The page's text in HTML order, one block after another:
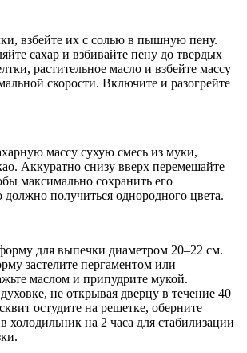
взбейте их с солью в пышную пену.
сахар и взбивайте пену до твердых
растительное масло и взбейте массу
скорости. Включите и разогрейте
массу сухую смесь из муки,
Аккуратно снизу вверх перемешайте
максимально сохранить его
должно получиться однородного цвета.
для выпечки диаметром 20–22 см.
застелите пергаментом или
маслом и припудрите мукой.
не открывая дверцу в течение 40
остудите на решетке, оберните
холодильник на 2 часа для стабилизации